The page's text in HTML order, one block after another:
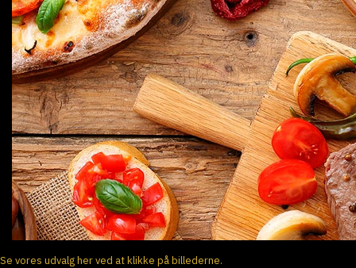
Se vores udvalg her ved at klikke på billederne.